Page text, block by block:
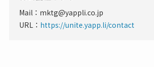
Mail：mktg@yappli.co.jp
URL： https://unite.yapp.li/contact